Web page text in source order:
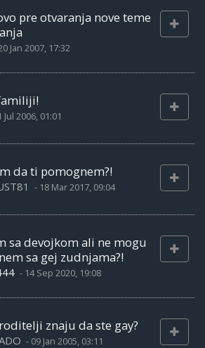
pre otvaranja nove teme
Jan 2007, 17:32
Jul 2006, 01:01
da ti pomognem?!
- 18 Mar 2017, 09:04
sa devojkom ali ne mogu
sa gej zudnjama?!
- 14 Sep 2020, 19:08
znaju da ste gay?
- 09 Jan 2005, 03:11